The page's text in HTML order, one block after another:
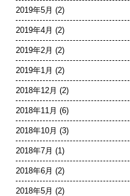
2019年5月 (2)
2019年4月 (2)
2019年2月 (2)
2019年1月 (2)
2018年12月 (2)
2018年11月 (6)
2018年10月 (3)
2018年7月 (1)
2018年6月 (2)
2018年5月 (2)